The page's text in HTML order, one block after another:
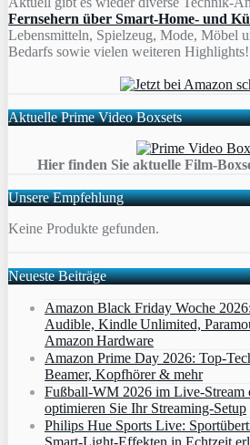
Fernsehern über Smart-Home- und
Lebensmitteln, Spielzeug, Mode, Möbel
Bedarfs sowie vielen weiteren Highlights!
Aktuelle Prime Video Boxsets
Hier finden Sie aktuelle Film-
Unsere Empfehlung
Keine Produkte gefunden.
Neueste Beiträge
Amazon Black Friday Woche
Audible, Kindle Unlimited,
Amazon Hardware
Amazon Prime Day 2026: Top-
Beamer, Kopfhörer & mehr
Fußball-WM 2026 im Live-Stream
optimieren Sie Ihr Streaming-Setup
Philips Hue Sports Live: